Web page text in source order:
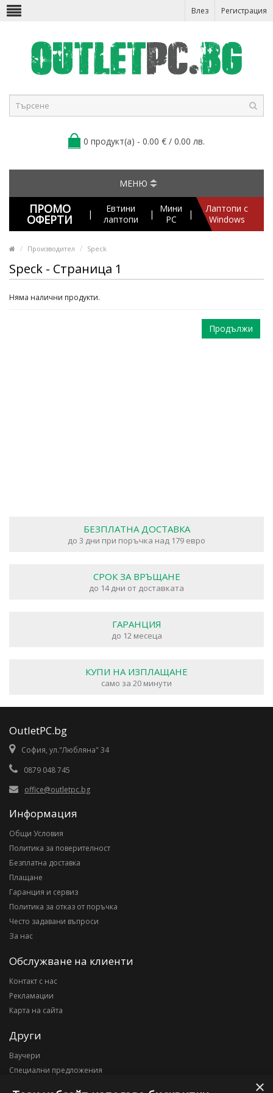
Влез Регистрация
0 продукт(а) - 0.00 € / 0.00 лв.
МЕНЮ
ПРОМО
ОФЕРТИ |
Евтини
лаптопи
|
Мини
PC
|
Лаптопи с
Windows
Производител Speck
Speck - Страница 1
Няма налични продукти.
Продължи
БЕЗПЛАТНА ДОСТАВКА
до 3 дни при поръчка над 179 евро
СРОК ЗА ВРЪЩАНЕ
до 14 дни от доставката
ГАРАНЦИЯ
до 12 месеца
КУПИ НА ИЗПЛАЩАНЕ
само за 20 минути
OutletPC.bg
София, ул."Любляна" 34
0879 048 745
office@outletpc.bg
Информация
Общи Условия
Политика за поверителност
Безплатна доставка
Плащане
Гаранция и сервиз
Политика за отказ от поръчка
Често задавани въпроси
За нас
Обслужване на клиенти
Контакт с нас
Рекламации
Карта на сайта
Други
Ваучери
Специални предложения
×